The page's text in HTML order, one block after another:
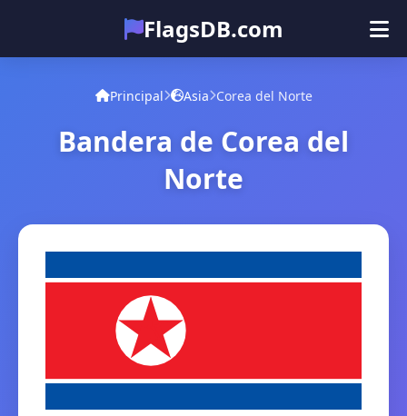
FlagsDB.com
Principal
Cuestionario
Principal Asia Corea del Norte
Bandera de Corea del
Norte